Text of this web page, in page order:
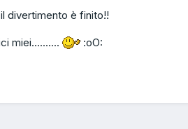
divertimento è finito!!
miei.......... :oO: